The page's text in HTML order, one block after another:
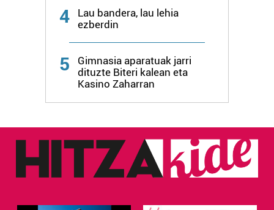
Webgune honek cookie propioak eta hirugarrenen cookie-
fitxategiak erabiltzen ditu. Zure esperientzia eta
zerbitzuak hobetzeko asmoz, cookie teknologiaz
baliatzen gara. Ohar hau onartuz gero, teknologia hori
erabiltzeko baimen esplizitua ematen diguzu.
irakurri
4
Lau bandera, lau lehia
ezberdin
5
Gimnasia aparatuak jarri
dituzte Biteri kalean eta
Kasino Zaharran